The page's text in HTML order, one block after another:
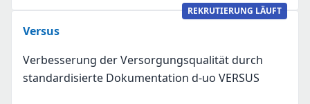
REKRUTIERUNG LÄUFT
Versus
Verbesserung der Versorgungsqualität durch
standardisierte Dokumentation d-uo VERSUS